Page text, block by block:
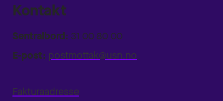
Kontakt
Sentralbord: 31 00 80 00
E-post: postmottak@usn.no
Fakturaadresse